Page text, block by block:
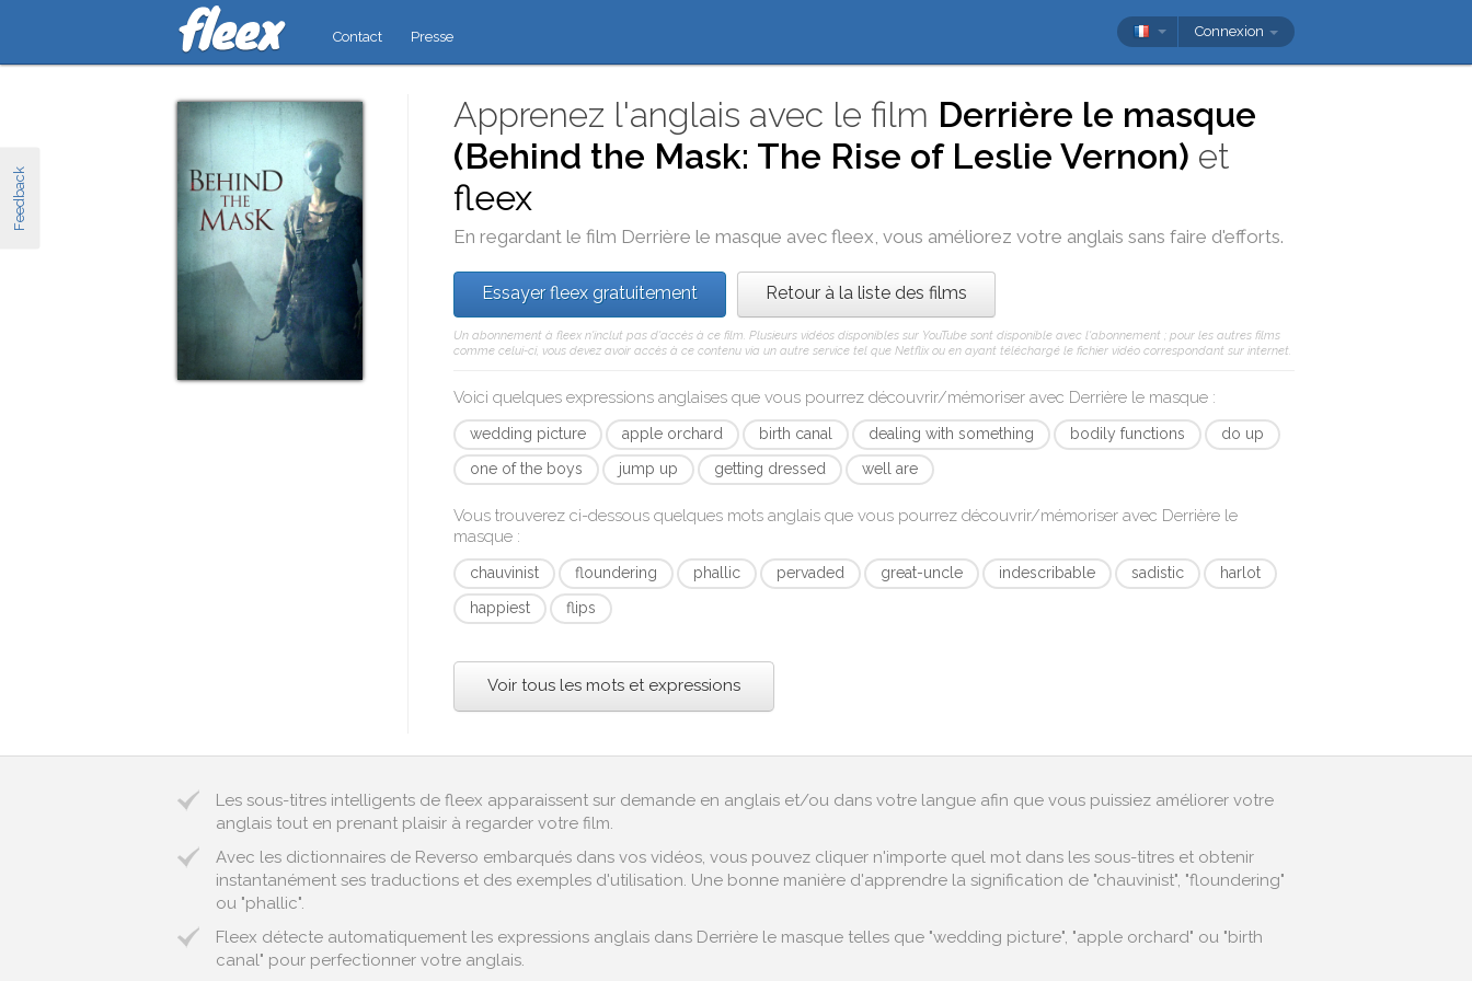
Feedback
Contact Presse Connexion
Apprenez l'anglais avec le film Derrière le masque
(Behind the Mask: The Rise of Leslie Vernon) et
fleex
En regardant le film Derrière le masque avec fleex, vous améliorez votre anglais sans faire d'efforts.
Essayer fleex gratuitement Retour à la liste des films
Un abonnement à fleex n'inclut pas d'accès à ce film. Plusieurs vidéos disponibles sur YouTube sont disponible avec l'abonnement ; pour les autres films
comme celui-ci, vous devez avoir accès à ce contenu via un autre service tel que Netflix ou en ayant téléchargé le fichier vidéo correspondant sur internet.
Voici quelques expressions anglaises que vous pourrez découvrir/mémoriser avec Derrière le masque:
wedding picture apple orchard birth canal dealing with something bodily functions
do up
one of the boys
jump up getting dressed well are
Vous trouverez ci-dessous quelques mots anglais que vous pourrez découvrir/mémoriser avec Derrière le
masque:
chauvinist floundering phallic pervaded great-uncle indescribable sadistic
harlot
happiest
flips
Voir tous les mots et expressions
Les sous-titres intelligents de fleex apparaissent sur demande en anglais et/ou dans votre langue afin que vous puissiez améliorer votre
anglais tout en prenant plaisir à regarder votre film.
Avec les dictionnaires de Reverso embarqués dans vos vidéos, vous pouvez cliquer n'importe quel mot dans les sous-titres et obtenir
instantanément ses traductions et des exemples d'utilisation. Une bonne manière d'apprendre la signification de "chauvinist", "floundering"
ou "phallic".
Fleex détecte automatiquement les expressions anglais dans Derrière le masque telles que "wedding picture", "apple orchard" ou "birth
canal" pour perfectionner votre anglais.